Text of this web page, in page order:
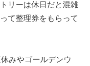
リーは休日だと混雑
て整理券をもらって
みやゴールデンウ